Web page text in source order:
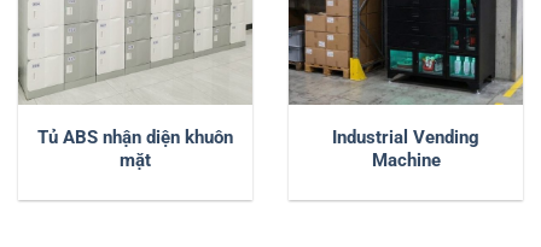
Tủ ABS nhận diện khuôn
mặt
Industrial Vending
Machine